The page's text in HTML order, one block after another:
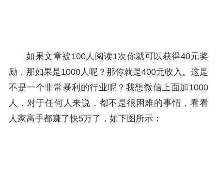
如果文章被100人阅读1次你就可以获得40元奖
励，那如果是1000人呢？那你就是400元收入。这是
不是一个非常暴利的行业呢？我想微信上面加1000
人，对于任何人来说，都不是很困难的事情，看看
人家高手都赚了快5万了，如下图所示：